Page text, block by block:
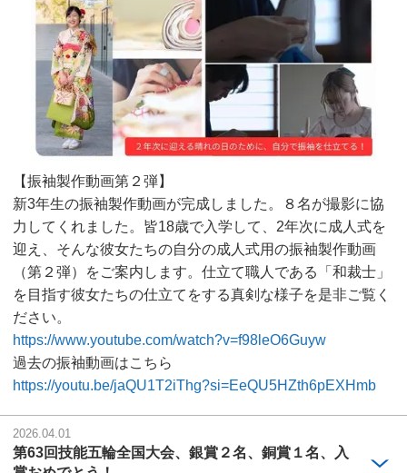
【振袖製作動画第２弾】
新3年生の振袖製作動画が完成しました。８名が撮影に協
力してくれました。皆18歳で入学して、2年次に成人式を
迎え、そんな彼女たちの自分の成人式用の振袖製作動画
（第２弾）をご案内します。仕立て職人である「和裁士」
を目指す彼女たちの仕立てをする真剣な様子を是非ご覧く
ださい。
https://www.youtube.com/watch?v=f98leO6Guyw
過去の振袖動画はこちら
https://youtu.be/jaQU1T2iThg?si=EeQU5HZth6pEXHmb
2026.04.01
第63回技能五輪全国大会、銀賞２名、銅賞１名、入